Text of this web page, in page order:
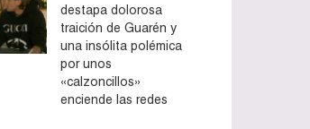
destapa dolorosa
traición de Guarén y
una insólita polémica
por unos
«calzoncillos»
enciende las redes